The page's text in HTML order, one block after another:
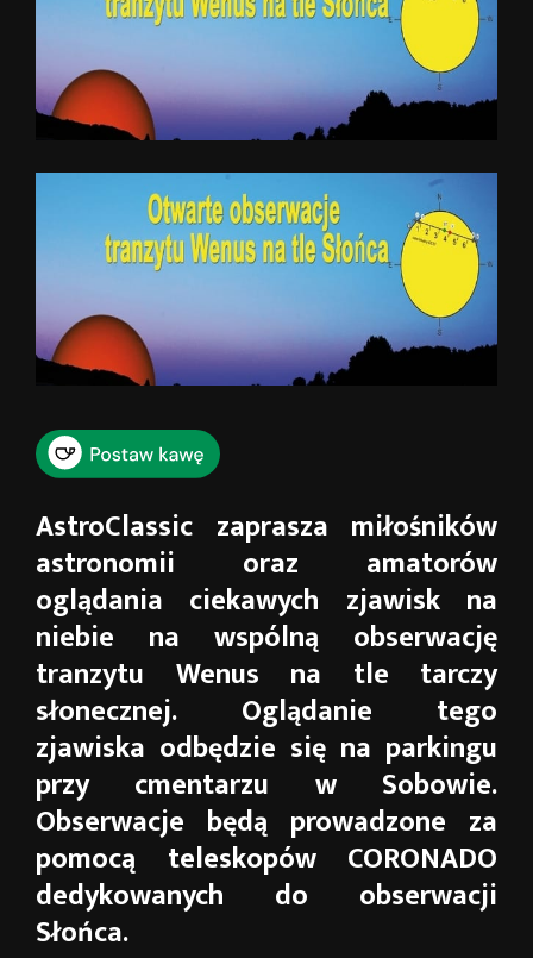
AstroClassic zaprasza miłośników
astronomii oraz amatorów
oglądania ciekawych zjawisk na
niebie na wspólną obserwację
tranzytu Wenus na tle tarczy
słonecznej. Oglądanie tego
zjawiska odbędzie się na parkingu
przy cmentarzu w Sobowie.
Obserwacje będą prowadzone za
pomocą teleskopów CORONADO
dedykowanych do obserwacji
Słońca.